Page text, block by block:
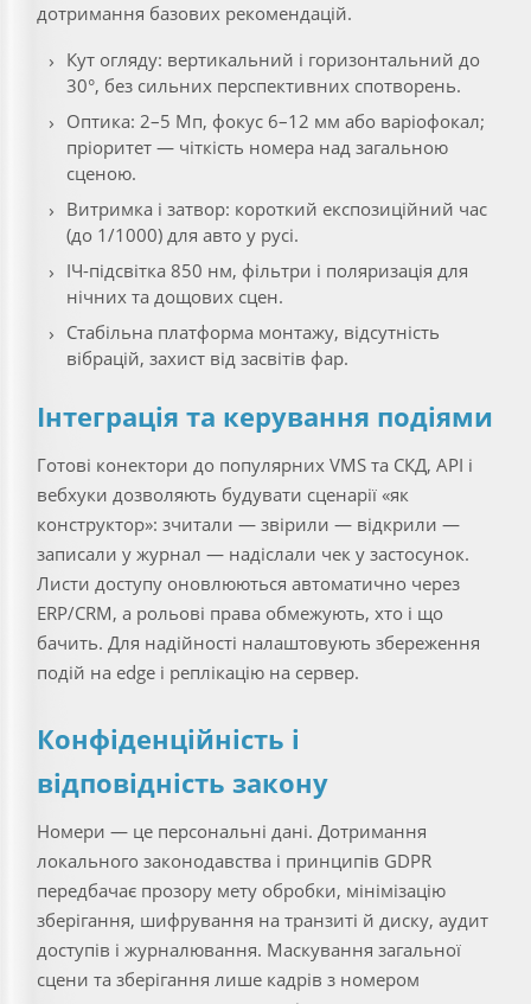
дотримання базових рекомендацій.
Кут огляду: вертикальний і горизонтальний до
30°, без сильних перспективних спотворень.
Оптика: 2–5 Мп, фокус 6–12 мм або варіофокал;
пріоритет — чіткість номера над загальною
сценою.
Витримка і затвор: короткий експозиційний час
(до 1/1000) для авто у русі.
ІЧ-підсвітка 850 нм, фільтри і поляризація для
нічних та дощових сцен.
Стабільна платформа монтажу, відсутність
вібрацій, захист від засвітів фар.
Інтеграція та керування подіями
Готові конектори до популярних VMS та СКД, API і
вебхуки дозволяють будувати сценарії «як
конструктор»: зчитали — звірили — відкрили —
записали у журнал — надіслали чек у застосунок.
Листи доступу оновлюються автоматично через
ERP/CRM, а рольові права обмежують, хто і що
бачить. Для надійності налаштовують збереження
подій на edge і реплікацію на сервер.
Конфіденційність і
відповідність закону
Номери — це персональні дані. Дотримання
локального законодавства і принципів GDPR
передбачає прозору мету обробки, мінімізацію
зберігання, шифрування на транзиті й диску, аудит
доступів і журналювання. Маскування загальної
сцени та зберігання лише кадрів з номером